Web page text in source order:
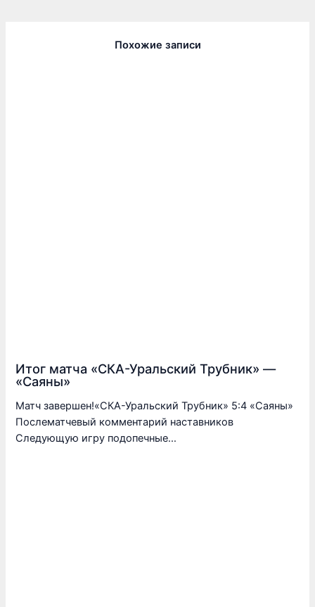
Похожие записи
Итог матча «СКА-Уральский Трубник» —
«Саяны»
Матч завершен!«СКА-Уральский Трубник» 5:4 «Саяны»
Послематчевый комментарий наставников
Следующую игру подопечные…